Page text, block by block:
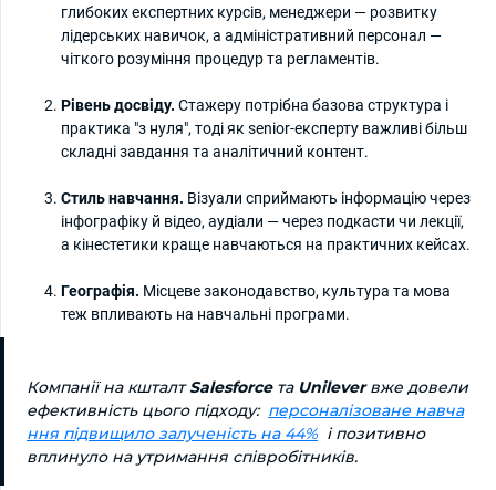
глибоких експертних курсів, менеджери — розвитку
лідерських навичок, а адміністративний персонал —
чіткого розуміння процедур та регламентів.
Рівень досвіду. Стажеру потрібна базова структура і
практика "з нуля", тоді як senior-експерту важливі більш
складні завдання та аналітичний контент.
Стиль навчання. Візуали сприймають інформацію через
інфографіку й відео, аудіали — через подкасти чи лекції,
а кінестетики краще навчаються на практичних кейсах.
Географія. Місцеве законодавство, культура та мова
теж впливають на навчальні програми.
Компанії на кшталтSalesforceта Unileverвже довели
ефективність цього підходу: персоналізоване навча
ння підвищило залученість на 44% і позитивно
вплинуло на утримання співробітників.